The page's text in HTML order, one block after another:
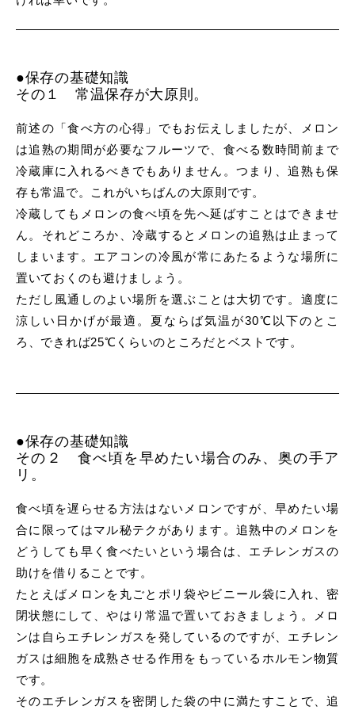
●保存の基礎知識
その１ 常温保存が大原則。
前述の「食べ方の心得」でもお伝えしましたが、メロン
は追熟の期間が必要なフルーツで、食べる数時間前まで
冷蔵庫に入れるべきでもありません。つまり、追熟も保
存も常温で。これがいちばんの大原則です。
冷蔵してもメロンの食べ頃を先へ延ばすことはできませ
ん。それどころか、冷蔵するとメロンの追熟は止まって
しまいます。エアコンの冷風が常にあたるような場所に
置いておくのも避けましょう。
ただし風通しのよい場所を選ぶことは大切です。適度に
涼しい日かげが最適。夏ならば気温が30℃以下のとこ
ろ、できれば25℃くらいのところだとベストです。
●保存の基礎知識
その２ 食べ頃を早めたい場合のみ、奥の手ア
リ。
食べ頃を遅らせる方法はないメロンですが、早めたい場
合に限ってはマル秘テクがあります。追熟中のメロンを
どうしても早く食べたいという場合は、エチレンガスの
助けを借りることです。
たとえばメロンを丸ごとポリ袋やビニール袋に入れ、密
閉状態にして、やはり常温で置いておきましょう。メロ
ンは自らエチレンガスを発しているのですが、エチレン
ガスは細胞を成熟させる作用をもっているホルモン物質
です。
そのエチレンガスを密閉した袋の中に満たすことで、追